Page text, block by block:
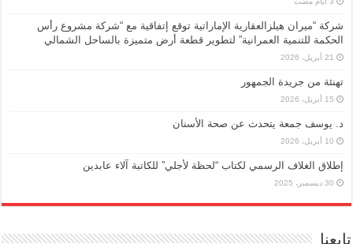
شركة “ميران هيلزالعقارية الإماراتية توقع إتفاقية مع “شركة مشروع رأس
الحكمة للتنمية العمرانية” لتطوير قطعة أرض متميزة بالساحل الشمالي
21 أبريل، 2026
تهنئة من جريدة الجمهور
15 أبريل، 2026
د. يوسف جمعة يتحدث عن صحة الأسنان
10 أبريل، 2026
إطلاق الغلاف الرسمي لكتاب “لحظة لأجلي” للكاتبة آلاء عابدين
30 ديسمبر، 2025